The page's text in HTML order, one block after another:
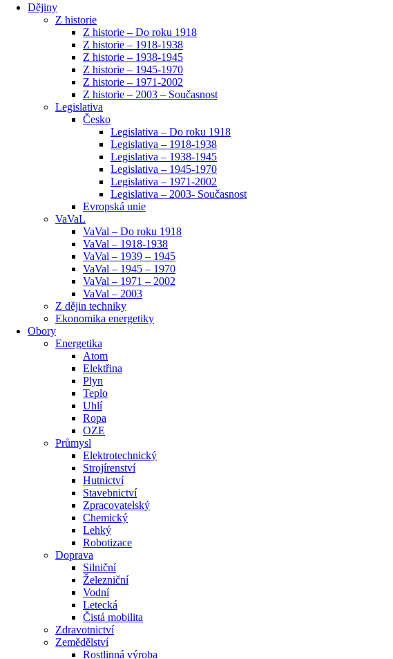
Dějiny
Z historie
Z historie – Do roku 1918
Z historie – 1918-1938
Z historie – 1938-1945
Z historie – 1945-1970
Z historie – 1971-2002
Z historie – 2003 – Současnost
Legislativa
Česko
Legislativa – Do roku 1918
Legislativa – 1918-1938
Legislativa – 1938-1945
Legislativa – 1945-1970
Legislativa – 1971-2002
Legislativa – 2003- Současnost
Evropská unie
VaVaL
VaVal – Do roku 1918
VaVal – 1918-1938
VaVal – 1939 – 1945
VaVal – 1945 – 1970
VaVal – 1971 – 2002
VaVal – 2003
Z dějin techniky
Ekonomika energetiky
Obory
Energetika
Atom
Elektřina
Plyn
Teplo
Uhlí
Ropa
OZE
Průmysl
Elektrotechnický
Strojírenství
Hutnictví
Stavebnictví
Zpracovatelský
Chemický
Lehký
Robotizace
Doprava
Silniční
Železniční
Vodní
Letecká
Čistá mobilita
Zdravotnictví
Zemědělství
Rostlinná výroba